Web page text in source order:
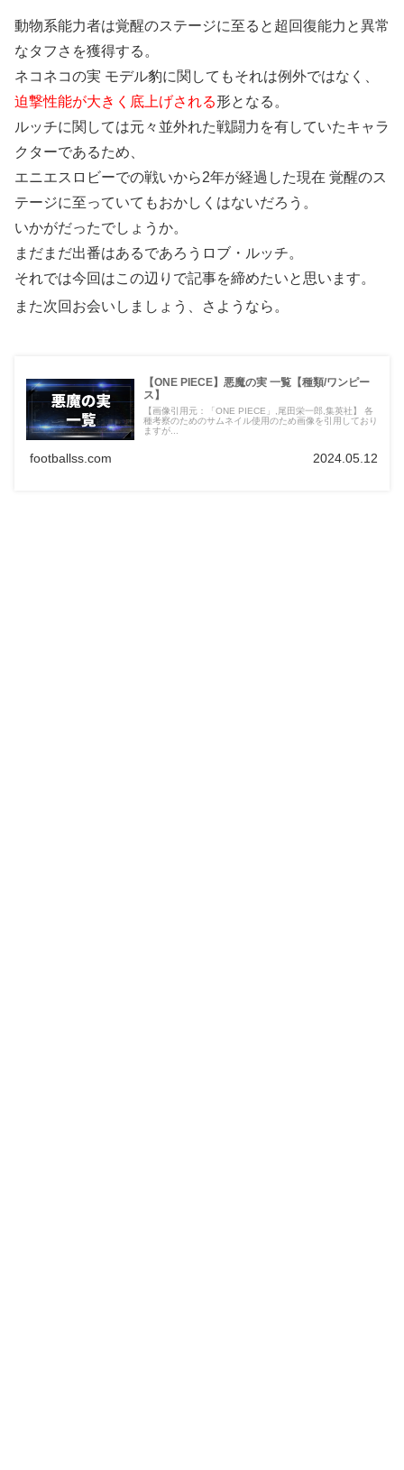
動物系能力者は覚醒のステージに至ると超回復能力と異常
なタフさを獲得する。
ネコネコの実 モデル豹に関してもそれは例外ではなく、
迫撃性能が大きく底上げされる形となる。
ルッチに関しては元々並外れた戦闘力を有していたキャラ
クターであるため、
エニエスロビーでの戦いから2年が経過した現在 覚醒のス
テージに至っていてもおかしくはないだろう。
いかがだったでしょうか。
まだまだ出番はあるであろうロブ・ルッチ。
それでは今回はこの辺りで記事を締めたいと思います。
また次回お会いしましょう、さようなら。
【ONE PIECE】悪魔の実 一覧【種類/ワンピー
ス】
【画像引用元：「ONE PIECE」,尾田栄一郎,集英社】 各
種考察のためのサムネイル使用のため画像を引用しており
ますが...
footballss.com 2024.05.12